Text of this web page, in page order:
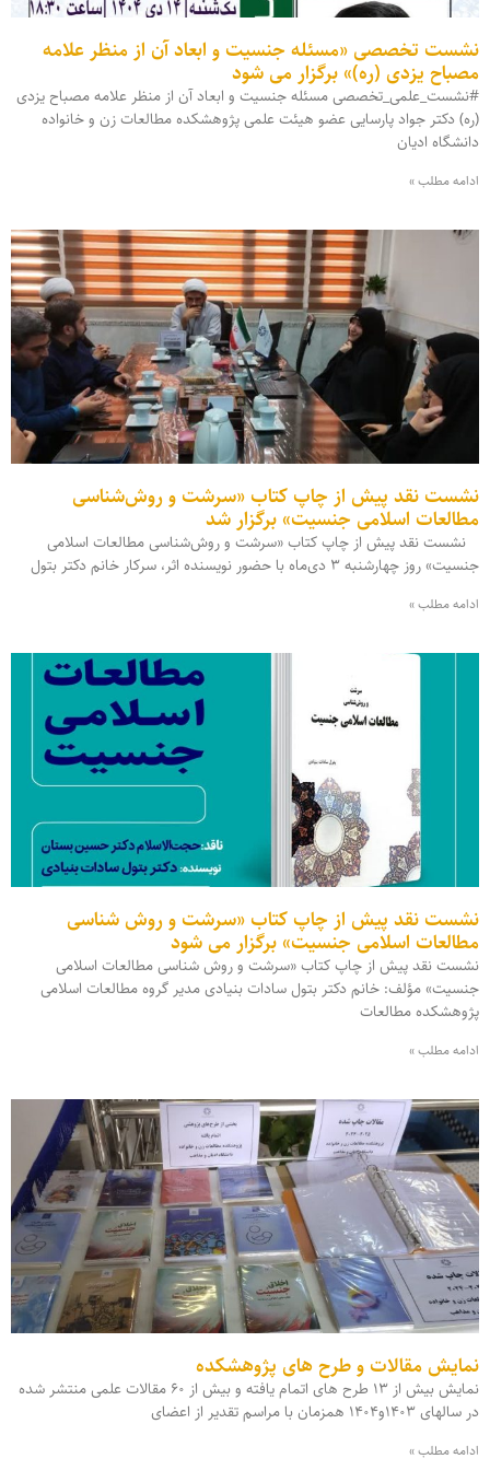
نشست تخصصی «مسئله جنسیت و ابعاد آن از منظر علامه
مصباح یزدی (ره)» برگزار می شود
#نشست_علمی_تخصصی مسئله جنسیت و ابعاد آن از منظر علامه مصباح یزدی
(ره) دکتر جواد پارسایی عضو هیئت علمی پژوهشکده مطالعات زن و خانواده
دانشگاه ادیان
ادامه مطلب »
نشست نقد پیش از چاپ کتاب «سرشت و روش‌شناسی
مطالعات اسلامی جنسیت» برگزار شد
نشست نقد پیش از چاپ کتاب «سرشت و روش‌شناسی مطالعات اسلامی
جنسیت» روز چهارشنبه ۳ دی‌ماه با حضور نویسنده اثر، سرکار خانم دکتر بتول
ادامه مطلب »
نشست نقد پیش از چاپ کتاب «سرشت و روش شناسی
مطالعات اسلامی جنسیت» برگزار می شود
نشست نقد پیش از چاپ کتاب «سرشت و روش شناسی مطالعات اسلامی
جنسیت» مؤلف: خانم دکتر بتول سادات بنیادی مدیر گروه مطالعات اسلامی
پژوهشکده مطالعات
ادامه مطلب »
نمایش مقالات و طرح های پژوهشکده
نمایش بیش از ۱۳ طرح های اتمام یافته و بیش از ۶۰ مقالات علمی منتشر شده
در سالهای ۱۴۰۳و۱۴۰۴ همزمان با مراسم تقدیر از اعضای
ادامه مطلب »